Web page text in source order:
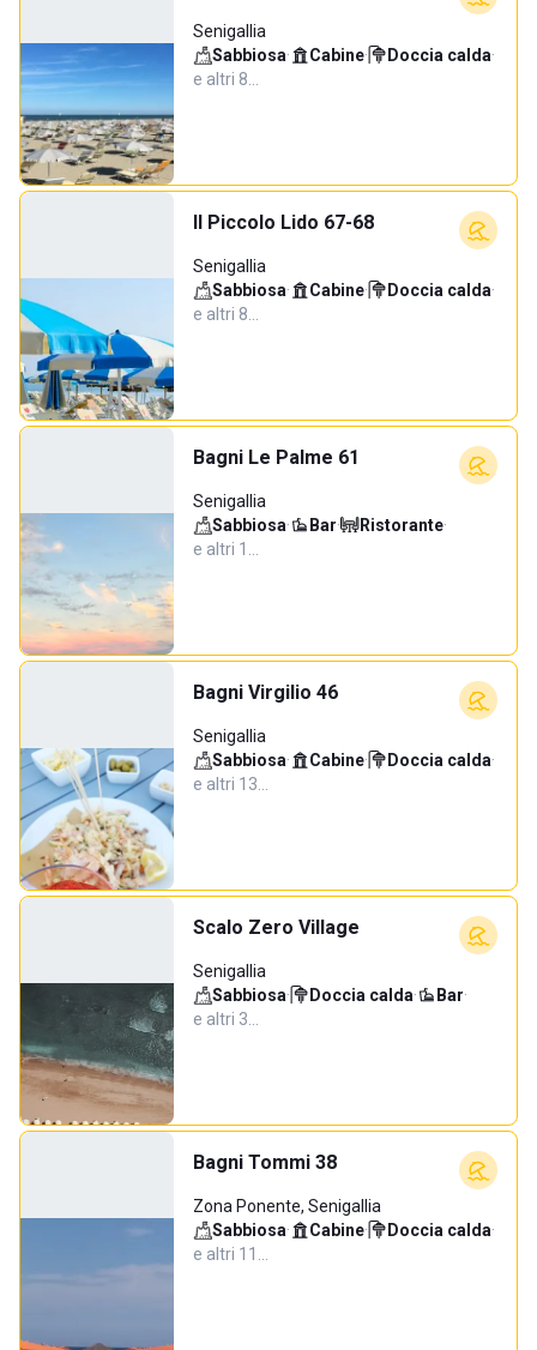
Senigallia
Sabbiosa· Cabine· Doccia calda·
e altri 8…
Il Piccolo Lido 67-68
Senigallia
Sabbiosa· Cabine· Doccia calda·
e altri 8…
Bagni Le Palme 61
Senigallia
Sabbiosa· Bar· Ristorante·
e altri 1…
Bagni Virgilio 46
Senigallia
Sabbiosa· Cabine· Doccia calda·
e altri 13…
Scalo Zero Village
Senigallia
Sabbiosa· Doccia calda· Bar·
e altri 3…
Bagni Tommi 38
Zona Ponente, Senigallia
Sabbiosa· Cabine· Doccia calda·
e altri 11…